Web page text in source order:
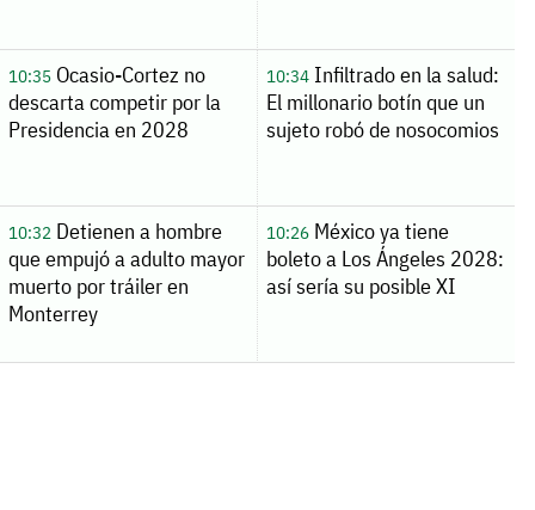
10:35Ocasio-Cortez no
descarta competir por la
Presidencia en 2028
10:34Infiltrado en la salud:
El millonario botín que un
sujeto robó de nosocomios
10:32Detienen a hombre
que empujó a adulto mayor
muerto por tráiler en
Monterrey
10:26México ya tiene
boleto a Los Ángeles 2028:
así sería su posible XI